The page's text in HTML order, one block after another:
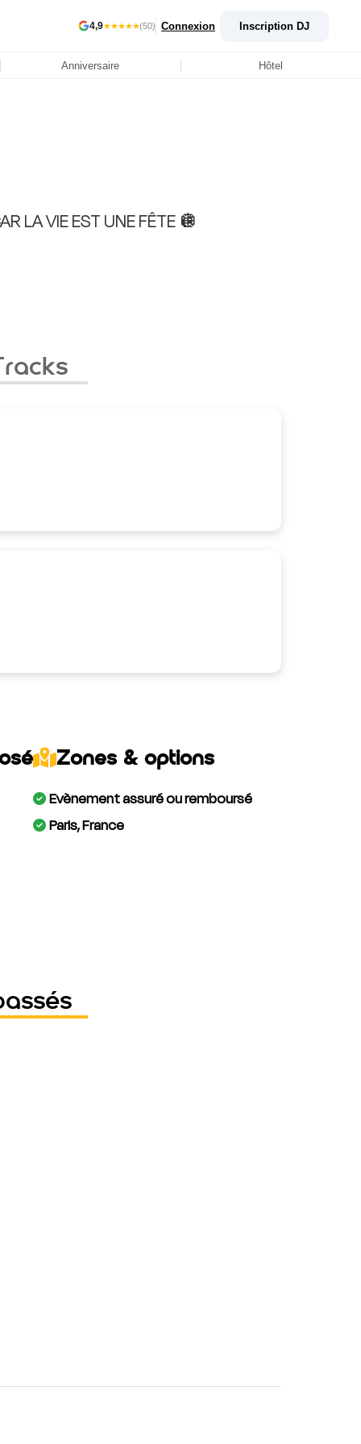
4,9★★★★★(50) Connexion Inscription DJ
Anniversaire Hôtel
LA VIE EST UNE FÊTE 🪩
Zones & options
Evènement assuré ou remboursé
Paris, France